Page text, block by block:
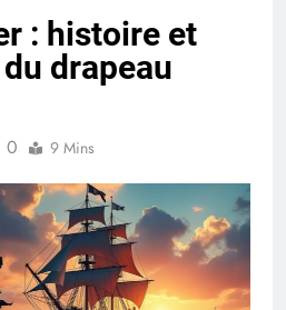
le salaire de Myriam Seurat en
: comprendre ses
clés et avantages
: histoire et
drapeau
0 9 Mins